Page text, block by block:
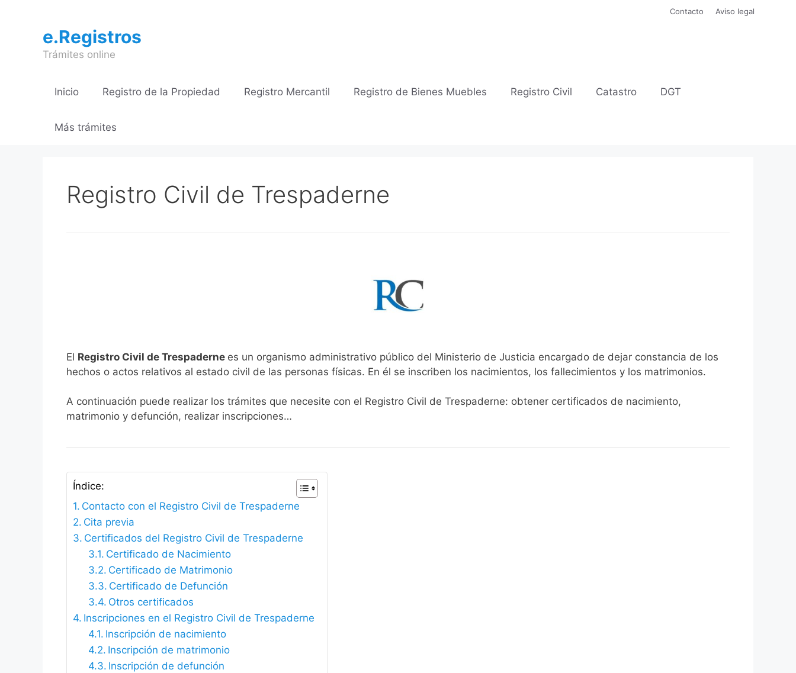
contenido
Contacto Aviso legal
e.Registros
Trámites online
Inicio Registro de la Propiedad Registro Mercantil Registro de Bienes Muebles Registro Civil Catastro DGT
Más trámites
Registro Civil de Trespaderne
El Registro Civil de Trespaderne es un organismo administrativo público del Ministerio de Justicia encargado de dejar constancia de los
hechos o actos relativos al estado civil de las personas físicas. En él se inscriben los nacimientos, los fallecimientos y los matrimonios.
A continuación puede realizar los trámites que necesite con el Registro Civil de Trespaderne: obtener certificados de nacimiento,
matrimonio y defunción, realizar inscripciones…
Índice:
Contacto con el Registro Civil de Trespaderne
Cita previa
Certificados del Registro Civil de Trespaderne
Certificado de Nacimiento
Certificado de Matrimonio
Certificado de Defunción
Otros certificados
Inscripciones en el Registro Civil de Trespaderne
Inscripción de nacimiento
Inscripción de matrimonio
Inscripción de defunción